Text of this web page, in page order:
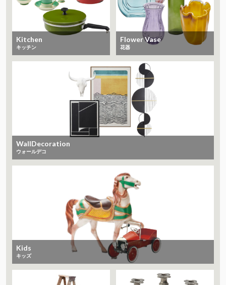
Kitchen
キッチン
Flower Vase
花器
WallDecoration
ウォールデコ
Kids
キッズ